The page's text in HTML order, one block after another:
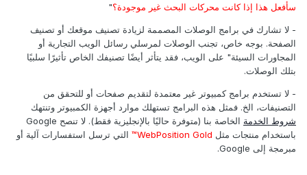
سأفعل هذا إذا كانت محركات البحث غير موجودة؟"
- لا تشارك في برامج الوصلات المصممة لزيادة تصنيف موقعك أو تصنيف
الصفحة. بوجه خاص، تجنب الوصلات لمرسلي رسائل الويب التجارية أو
المجاورات السيئة" على الويب، فقد يتأثر أيضًا تصنيفك الخاص تأثيرًا سلبيًا
بتلك الوصلات.
- لا تستخدم برامج كمبيوتر غير معتمدة لتقديم صفحات أو للتحقق من
التصنيفات، الخ. فمثل هذه البرامج تستهلك موارد أجهزة الكمبيوتر وتنتهك
شروط الخدمة
الخاصة بنا (متوفرة حاليًا بالإنجليزية فقط). لا تنصح Google
باستخدام منتجات مثل WebPosition Gold™ التي ترسل استفسارات آلية أو
مبرمجة إلى Google.